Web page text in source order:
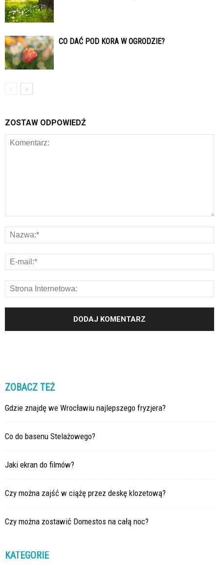
CO DAĆ POD KORA W OGRODZIE?
ZOSTAW ODPOWIEDŹ
ZOBACZ TEŻ
Gdzie znajdę we Wrocławiu najlepszego fryzjera?
Co do basenu Stelażowego?
Jaki ekran do filmów?
Czy można zajść w ciążę przez deskę klozetową?
Czy można zostawić Domestos na całą noc?
KATEGORIE